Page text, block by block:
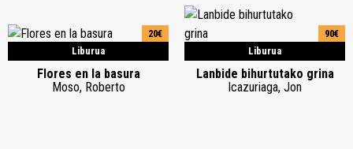
Liburua
20€
Flores en la basura
Moso, Roberto
Liburua
90€
Lanbide bihurtutako grina
Icazuriaga, Jon